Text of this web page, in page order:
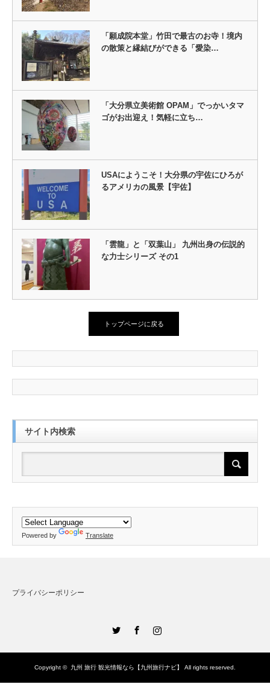
「願成院本堂」竹田で最古のお寺！境内
の散策と縁結びができる「愛染…
「大分県立美術館 OPAM」でっかいタマ
ゴがお出迎え！気軽に立ち…
USAにようこそ！大分県の宇佐にひろが
るアメリカの風景【宇佐】
「雲龍」と「双葉山」 九州出身の伝説的
な力士シリーズ その1
トップページに戻る
サイト内検索
Powered by Translate
プライバシーポリシー
Copyright © 九州 旅行 観光情報なら【九州旅行ナビ】 All rights reserved.